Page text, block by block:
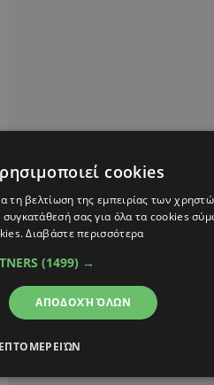
cookies
τη βελτίωση της εμπειρίας των
σας για όλα τα cookies
Διαβάστε περισσότερα
(1499) →
ΑΠΟΔΟΧΉ ΌΛΩΝ